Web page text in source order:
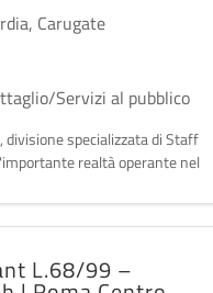
, Carugate
Servizi al pubblico
specializzata di Staff
realtà operante nel
di prodotti per la cura
per l'ambiente e cosmetici di
di Addetto/a alle vendite
Protette (L. 68/99).
e ass
L.68/99 –